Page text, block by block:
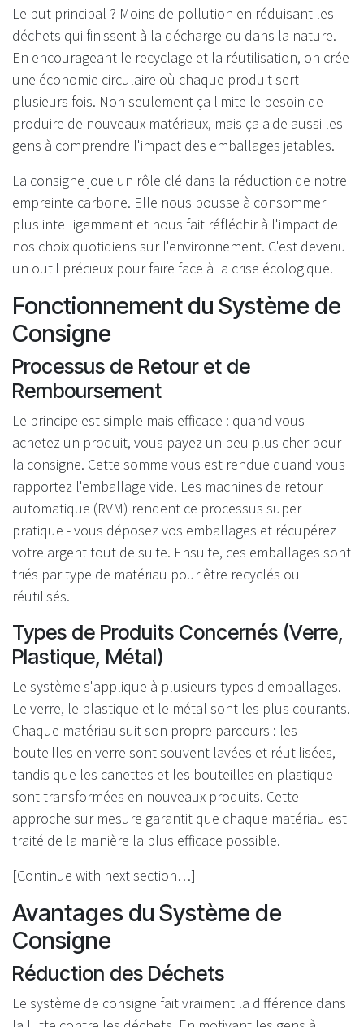
Le but principal ? Moins de pollution en réduisant les
déchets qui finissent à la décharge ou dans la nature.
En encourageant le recyclage et la réutilisation, on crée
une économie circulaire où chaque produit sert
plusieurs fois. Non seulement ça limite le besoin de
produire de nouveaux matériaux, mais ça aide aussi les
gens à comprendre l'impact des emballages jetables.
La consigne joue un rôle clé dans la réduction de notre
empreinte carbone. Elle nous pousse à consommer
plus intelligemment et nous fait réfléchir à l'impact de
nos choix quotidiens sur l'environnement. C'est devenu
un outil précieux pour faire face à la crise écologique.
Fonctionnement du Système de
Consigne
Processus de Retour et de
Remboursement
Le principe est simple mais efficace : quand vous
achetez un produit, vous payez un peu plus cher pour
la consigne. Cette somme vous est rendue quand vous
rapportez l'emballage vide. Les machines de retour
automatique (RVM) rendent ce processus super
pratique - vous déposez vos emballages et récupérez
votre argent tout de suite. Ensuite, ces emballages sont
triés par type de matériau pour être recyclés ou
réutilisés.
Types de Produits Concernés (Verre,
Plastique, Métal)
Le système s'applique à plusieurs types d'emballages.
Le verre, le plastique et le métal sont les plus courants.
Chaque matériau suit son propre parcours : les
bouteilles en verre sont souvent lavées et réutilisées,
tandis que les canettes et les bouteilles en plastique
sont transformées en nouveaux produits. Cette
approche sur mesure garantit que chaque matériau est
traité de la manière la plus efficace possible.
[Continue with next section…]
Avantages du Système de
Consigne
Réduction des Déchets
Le système de consigne fait vraiment la différence dans